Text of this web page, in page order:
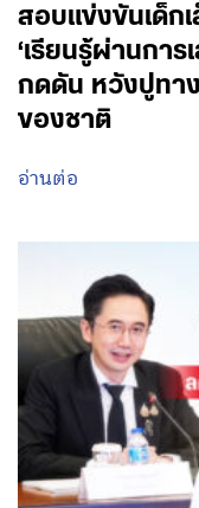
สอบแข่งขันเด็กเ
‘เรียนรู้ผ่านกา
กดดัน หวังปูทา
ของชาติ
อ่านต่อ